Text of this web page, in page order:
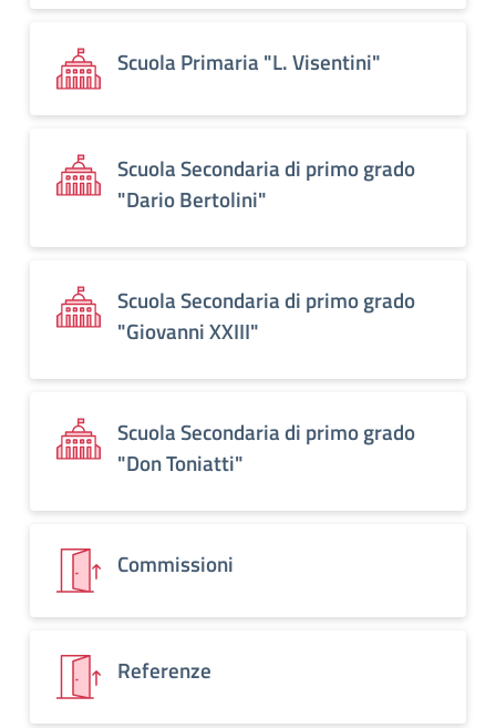
Scuola Primaria "L. Visentini"
Scuola Secondaria di primo grado
"Dario Bertolini"
Scuola Secondaria di primo grado
"Giovanni XXIII"
Scuola Secondaria di primo grado
"Don Toniatti"
Commissioni
Referenze